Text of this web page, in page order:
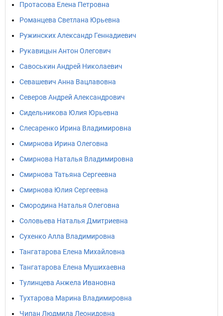
Протасова Елена Петровна
Романцева Светлана Юрьевна
Ружинских Александр Геннадиевич
Рукавицын Антон Олегович
Савоськин Андрей Николаевич
Севашевич Анна Вацлавовна
Северов Андрей Александрович
Сидельникова Юлия Юрьевна
Слесаренко Ирина Владимировна
Смирнова Ирина Олеговна
Смирнова Наталья Владимировна
Смирнова Татьяна Сергеевна
Смирнова Юлия Сергеевна
Смородина Наталья Олеговна
Соловьева Наталья Дмитриевна
Сухенко Алла Владимировна
Тангатарова Елена Михайловна
Тангатарова Елена Мушихаевна
Тулинцева Анжела Ивановна
Тухтарова Марина Владимировна
Чипан Людмила Леонидовна